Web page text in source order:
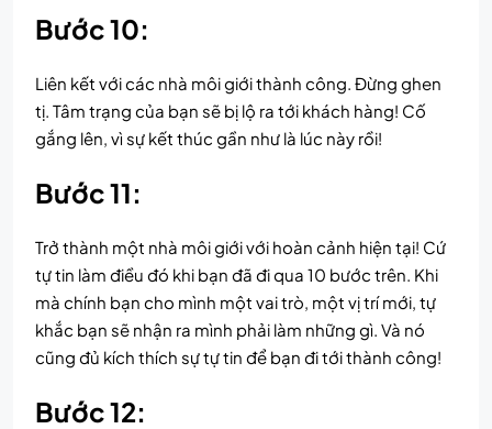
Bước 10:
Liên kết với các nhà môi giới thành công. Đừng ghen
tị. Tâm trạng của bạn sẽ bị lộ ra tới khách hàng! Cố
gắng lên, vì sự kết thúc gần như là lúc này rồi!
Bước 11:
Trở thành một nhà môi giới với hoàn cảnh hiện tại! Cứ
tự tin làm điều đó khi bạn đã đi qua 10 bước trên. Khi
mà chính bạn cho mình một vai trò, một vị trí mới, tự
khắc bạn sẽ nhận ra mình phải làm những gì. Và nó
cũng đủ kích thích sự tự tin để bạn đi tới thành công!
Bước 12: